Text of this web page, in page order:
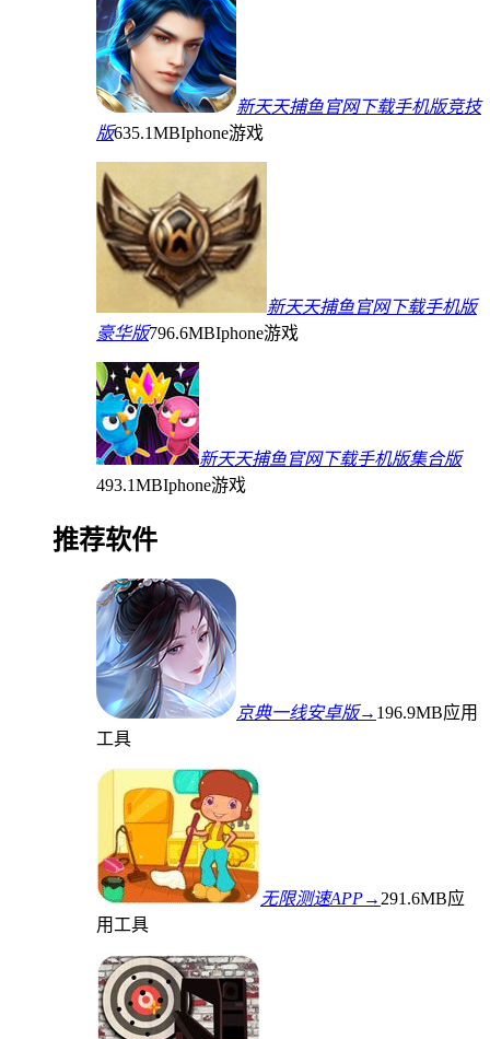
新天天捕鱼官网下载手机版竞技
版635.1MBIphone游戏
新天天捕鱼官网下载手机版
豪华版796.6MBIphone游戏
新天天捕鱼官网下载手机版集合版
493.1MBIphone游戏
推荐软件
京典一线安卓版→ 196.9MB应用
工具
无限测速APP→ 291.6MB应
用工具